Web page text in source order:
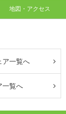
地図・アクセス
ア一覧へ
一覧へ